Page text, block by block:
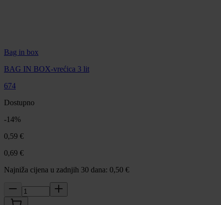
Bag in box
BAG IN BOX-vrećica 3 lit
674
Dostupno
-14%
0,59 €
0,69 €
Najniža cijena u zadnjih 30 dana: 0,50 €